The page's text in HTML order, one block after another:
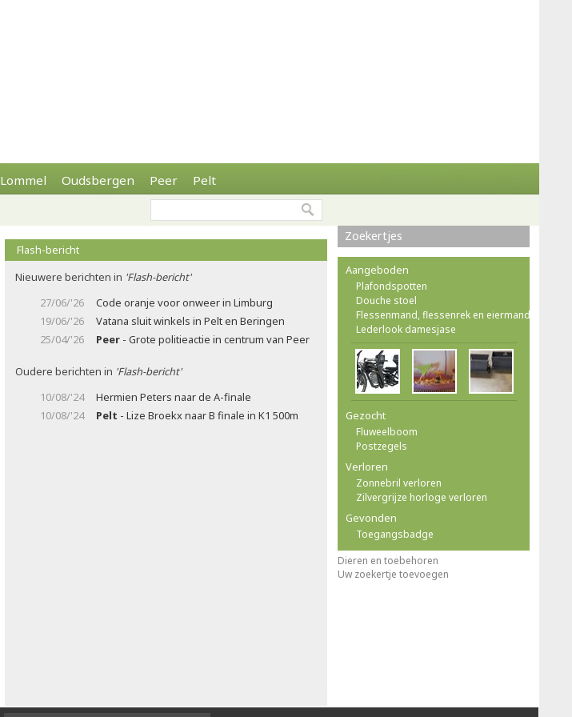
Lommel Oudsbergen Peer Pelt
Flash-bericht
Nieuwere berichten in 'Flash-bericht'
27/06/'26
Code oranje voor onweer in Limburg
19/06/'26
Vatana sluit winkels in Pelt en Beringen
25/04/'26
Peer - Grote politieactie in centrum van Peer
Oudere berichten in 'Flash-bericht'
10/08/'24
Hermien Peters naar de A-finale
10/08/'24
Pelt - Lize Broekx naar B finale in K1 500m
Zoekertjes
Aangeboden
Plafondspotten
Douche stoel
Flessenmand, flessenrek en eiermand
Lederlook damesjase
Gezocht
Fluweelboom
Postzegels
Verloren
Zonnebril verloren
Zilvergrijze horloge verloren
Gevonden
Toegangsbadge
Dieren en toebehoren
Uw zoekertje toevoegen